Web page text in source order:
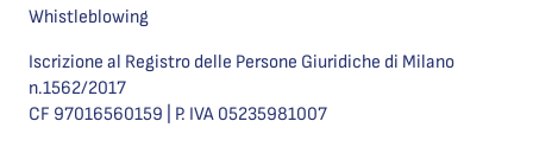
Whistleblowing
Iscrizione al Registro delle Persone Giuridiche di Milano
n.1562/2017
CF 97016560159 | P. IVA 05235981007